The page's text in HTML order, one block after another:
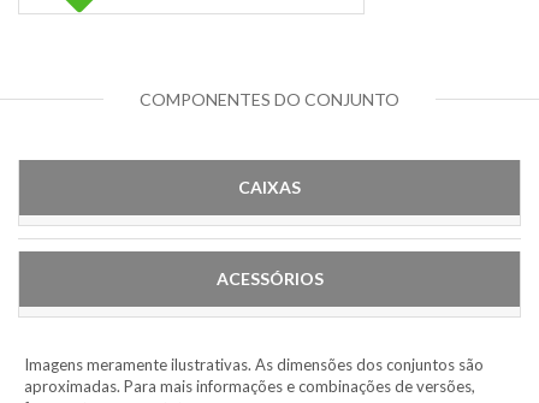
COMPONENTES DO CONJUNTO
CAIXAS
ACESSÓRIOS
Imagens meramente ilustrativas. As dimensões dos conjuntos são
aproximadas. Para mais informações e combinações de versões,